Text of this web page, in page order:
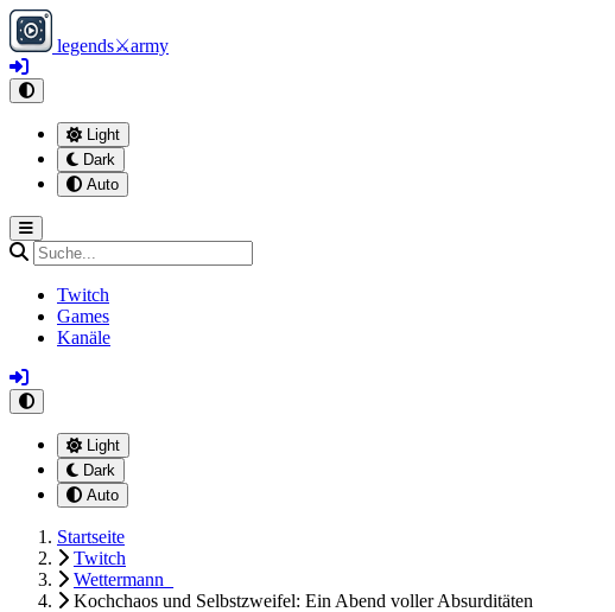
legends⚔army
Light
Dark
Auto
Twitch
Games
Kanäle
Light
Dark
Auto
Startseite
Twitch
Wettermann_
Kochchaos und Selbstzweifel: Ein Abend voller Absurditäten